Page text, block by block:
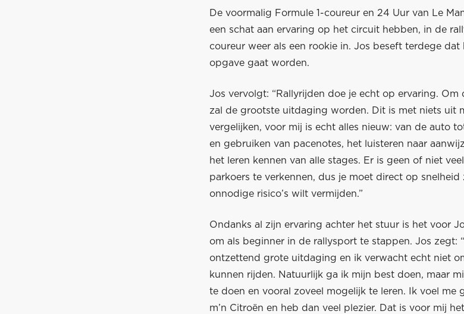
De voormalig Formule 1-coureur en 24 Uur van Le
een schat aan ervaring op het circuit hebben, in de
coureur weer als een rookie in. Jos beseft terdege
opgave gaat worden.
Jos vervolgt: “Rallyrijden doe je echt op ervaring. Om
zal de grootste uitdaging worden. Dit is met niets uit
vergelijken, voor mij is echt alles nieuw: van de auto
en gebruiken van pacenotes, het luisteren naar
het leren kennen van alle stages. Er is geen of niet
parkoers te verkennen, dus je moet direct op
onnodige risico’s wilt vermijden.”
Ondanks al zijn ervaring achter het stuur is het voor
om als beginner in de rallysport te stappen. Jos zegt:
ontzettend grote uitdaging en ik verwacht echt niet
kunnen rijden. Natuurlijk ga ik mijn best doen, maar
te doen en vooral zoveel mogelijk te leren. Ik voel me
m’n Citroën en heb dan veel plezier. Dat is voor mij